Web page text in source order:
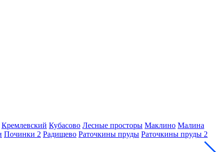
Кремлевский Кубасово Лесные просторы Маклино Малина
Починки 2 Радищево Раточкины пруды Раточкины пруды 2